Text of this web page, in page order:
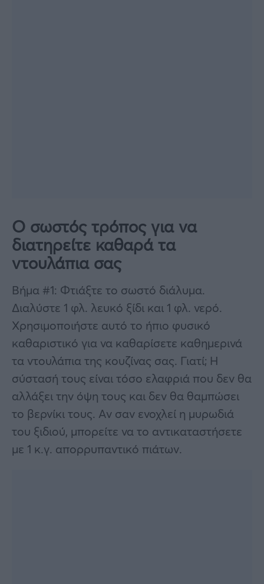
O σωστός τρόπος για να
διατηρείτε καθαρά τα
ντουλάπια σας
Βήμα #1: Φτιάξτε το σωστό διάλυμα.
Διαλύστε 1 φλ. λευκό ξίδι και 1 φλ. νερό.
Χρησιμοποιήστε αυτό το ήπιο φυσικό
καθαριστικό για να καθαρίσετε καθημερινά
τα ντουλάπια της κουζίνας σας. Γιατί; Η
σύστασή τους είναι τόσο ελαφριά που δεν θα
αλλάξει την όψη τους και δεν θα θαμπώσει
το βερνίκι τους. Αν σαν ενοχλεί η μυρωδιά
του ξιδιού, μπορείτε να το αντικαταστήσετε
με 1 κ.γ. απορρυπαντικό πιάτων.